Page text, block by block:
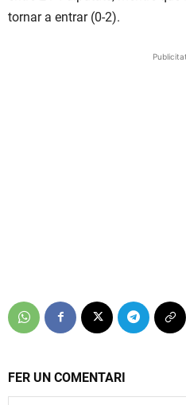
tornar a entrar (0-2).
Publicitat
FER UN COMENTARI